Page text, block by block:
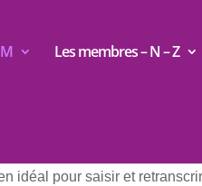
Les membres – N – Z
idéal pour saisir et